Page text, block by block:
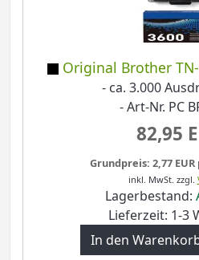
Original Brother
- ca. 3.000
- Art-Nr. PC
82,95
Grundpreis: 2,77
inkl. MwSt. zzgl.
Lagerbestand:
Lieferzeit: 1-3